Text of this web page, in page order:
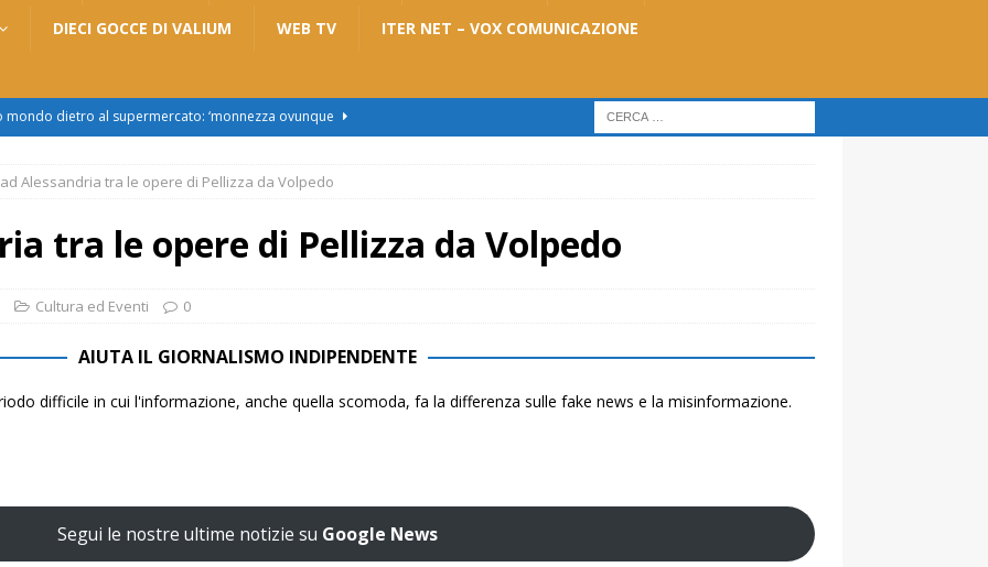
DIECI GOCCE DI VALIUM WEB TV ITER NET – VOX COMUNICAZIONE
mondo dietro al supermercato: ‘monnezza ovunque
2, Roggero (Lega): “Il Comune sapeva da novembre, non ci
al Cristo: la Linea 2 trasloca in Corso Marx. Insorgono i
firme”
ATTUALITÀ
il sindaco esplode: “Comunicazione vergognosa,
Alessandria tra le opere di Pellizza da Volpedo
tra le opere di Pellizza da Volpedo
Cultura ed Eventi 0
AIUTA IL GIORNALISMO INDIPENDENTE
difficile in cui l'informazione, anche quella scomoda, fa la differenza sulle fake news e la misinformazione.
Segui le nostre ultime notizie su Google News